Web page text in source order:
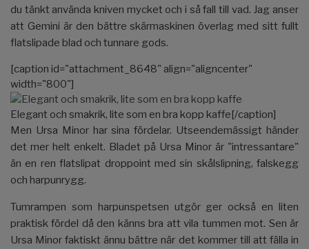
du tänkt använda kniven mycket och i så fall till vad. Jag anser
att Gemini är den bättre skärmaskinen överlag med sitt fullt
flatslipade blad och tunnare gods.
[caption id="attachment_8648" align="aligncenter"
width="800"]
Elegant och smakrik, lite som en bra kopp kaffe[/caption]
Men Ursa Minor har sina fördelar. Utseendemässigt händer
det mer helt enkelt. Bladet på Ursa Minor är "intressantare"
än en ren flatslipat droppoint med sin skålslipning, falskegg
och harpunrygg.
Tumrampen som harpunspetsen utgör ger också en liten
praktisk fördel då den känns bra att vila tummen mot. Sen är
Ursa Minor faktiskt ännu bättre när det kommer till att fälla in